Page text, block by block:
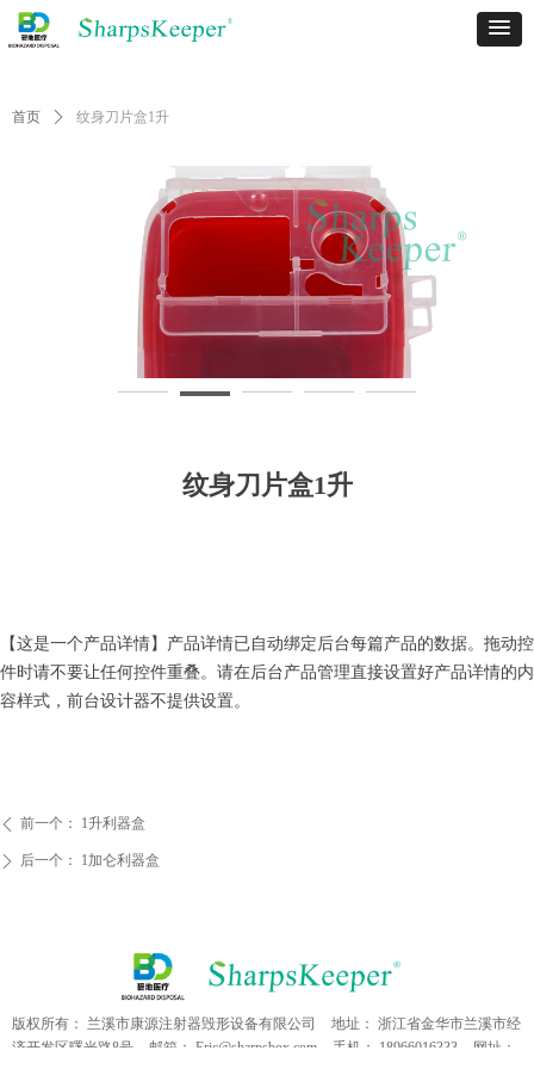
首页 ꄲ 纹身刀片盒1升
纹身刀片盒1升
ꄴ 前一个： 1升利器盒
ꄲ 后一个： 1加仑利器盒
【这是一个产品详情】产品详情已自动绑定后台每篇产品的数据。拖动控
件时请不要让任何控件重叠。请在后台产品管理直接设置好产品详情的内
容样式，前台设计器不提供设置。
版权所有： 兰溪市康源注射器毁形设备有限公司 地址： 浙江省金华市兰溪市经
济开发区曙光路8号
邮箱： Eric@sharpsbox.com 手机： 18966016333
网址：